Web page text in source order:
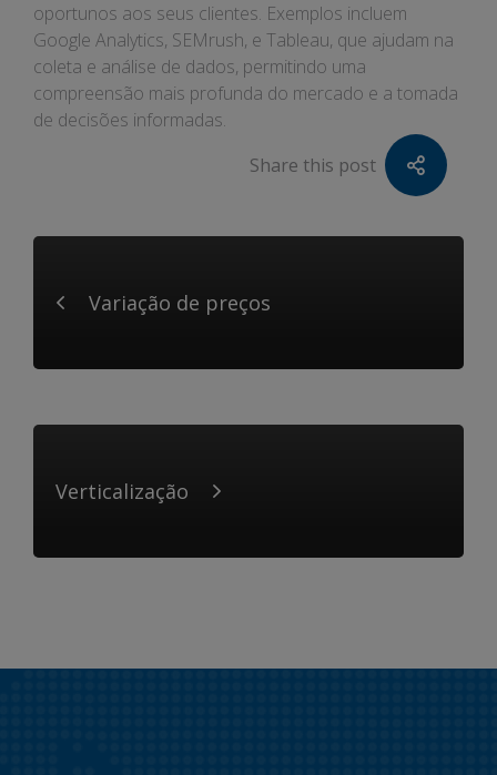
oportunos aos seus clientes. Exemplos incluem
Google Analytics, SEMrush, e Tableau, que ajudam na
coleta e análise de dados, permitindo uma
compreensão mais profunda do mercado e a tomada
de decisões informadas.
Share this post
Variação de preços
Verticalização